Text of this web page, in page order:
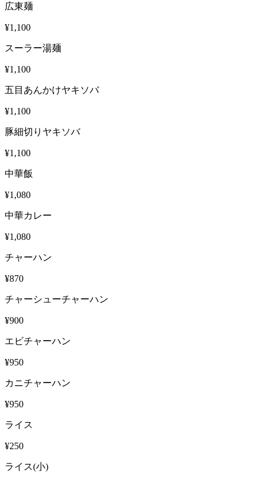
広東麺
¥1,100
スーラー湯麺
¥1,100
五目あんかけヤキソバ
¥1,100
豚細切りヤキソバ
¥1,100
中華飯
¥1,080
中華カレー
¥1,080
チャーハン
¥870
チャーシューチャーハン
¥900
エビチャーハン
¥950
カニチャーハン
¥950
ライス
¥250
ライス(小)